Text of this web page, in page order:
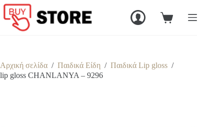
Μετάβαση
στο
περιεχόμενο
Καλάθι
Αρχική σελίδα / Παιδικά Είδη / Παιδικά Lip gloss /
lip gloss CHANLANYA – 9296